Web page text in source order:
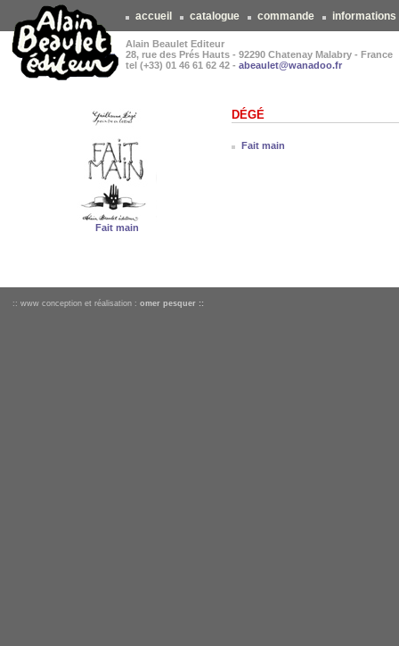
accueil catalogue commande informations
Alain Beaulet Editeur
28, rue des Prés Hauts - 92290 Chatenay Malabry - France
tel (+33) 01 46 61 62 42 - abeaulet@wanadoo.fr
Fait main
DÉGÉ
Fait main
:: www conception et réalisation : omer pesquer ::